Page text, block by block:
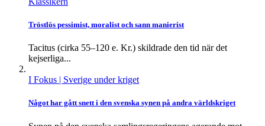
Tröstlös pessimist, moralist och sann manierist
Tacitus (cirka 55–120 e. Kr.) skildrade den tid när det
kejserliga...
I Fokus | Sverige under kriget
Något har gått snett i den svenska synen på andra världskriget